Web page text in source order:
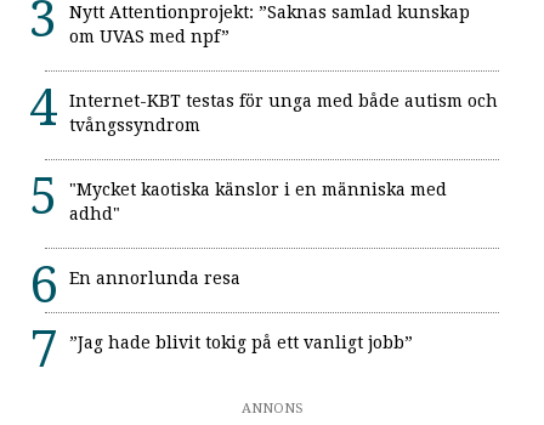
Nytt Attentionprojekt: ”Saknas samlad kunskap
om UVAS med npf”
Internet-KBT testas för unga med både autism och
tvångssyndrom
"Mycket kaotiska känslor i en människa med
adhd"
En annorlunda resa
”Jag hade blivit tokig på ett vanligt jobb”
ANNONS